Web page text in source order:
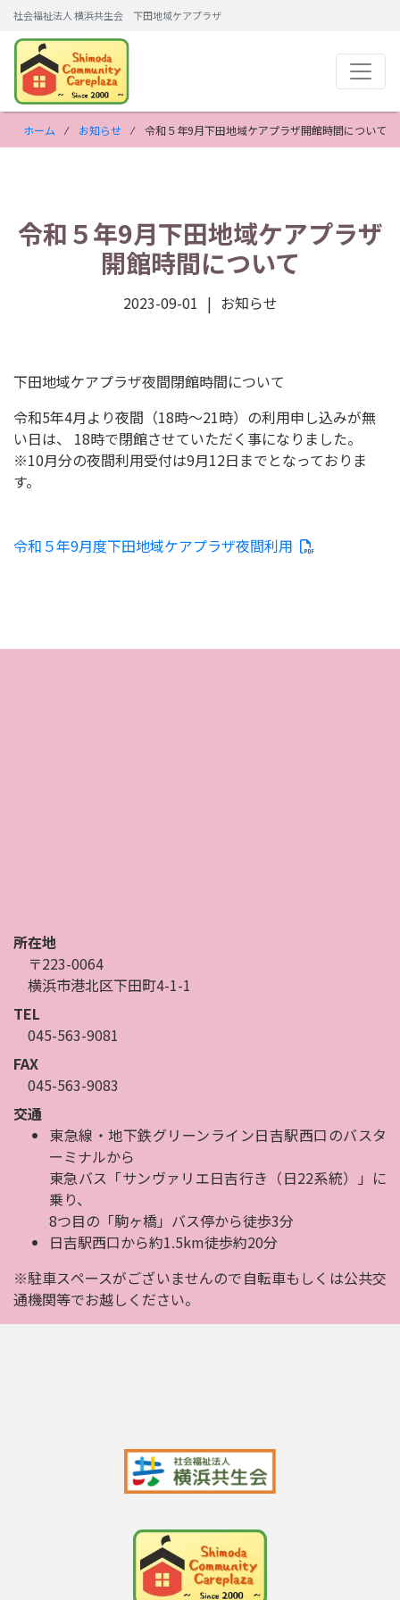
社会福祉法人 横浜共生会 下田地域ケアプラザ
ホーム ⁄ お知らせ ⁄ 令和５年9月下田地域ケアプラザ開館時間について
令和５年9月下田地域ケアプラザ
開館時間について
2023-09-01 お知らせ
下田地域ケアプラザ夜間閉館時間について
令和5年4月より夜間（18時～21時）の利用申し込みが無
い日は、 18時で閉館させていただく事になりました。
※10月分の夜間利用受付は9月12日までとなっておりま
す。
令和５年9月度下田地域ケアプラザ夜間利用
所在地
〒223-0064
横浜市港北区下田町4-1-1
TEL
045-563-9081
FAX
045-563-9083
交通
東急線・地下鉄グリーンライン日吉駅西口のバスタ
ーミナルから
東急バス「サンヴァリエ日吉行き（日22系統）」に
乗り、
8つ目の「駒ヶ橋」バス停から徒歩3分
日吉駅西口から約1.5km徒歩約20分
※駐車スペースがございませんので自転車もしくは公共交
通機関等でお越しください。